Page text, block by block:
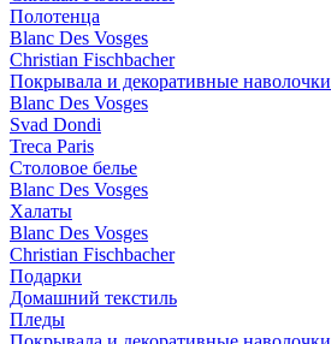
Полотенца
Blanc Des Vosges
Christian Fischbacher
Покрывала и декоративные наволочки
Blanc Des Vosges
Svad Dondi
Treca Paris
Столовое белье
Blanc Des Vosges
Халаты
Blanc Des Vosges
Christian Fischbacher
Подарки
Домашний текстиль
Пледы